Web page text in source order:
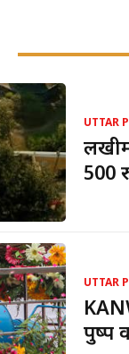
UTTAR
500
UTTAR
पुष्प